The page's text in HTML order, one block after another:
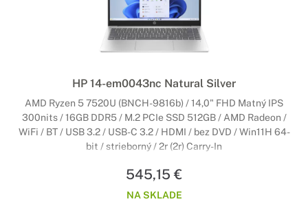
HP 14-em0043nc Natural Silver
AMD Ryzen 5 7520U (BNCH-9816b) / 14,0" FHD Matný IPS
300nits / 16GB DDR5 / M.2 PCIe SSD 512GB / AMD Radeon /
WiFi / BT / USB 3.2 / USB-C 3.2 / HDMI / bez DVD / Win11H 64-
bit / strieborný / 2r (2r) Carry-In
545,15 €
NA SKLADE